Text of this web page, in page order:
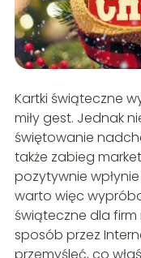
Kartki świąteczne
miły gest. Jednak
świętowanie
także zabieg
pozytywnie
warto więc
świąteczne dla
sposób przez
przemyśleć, co